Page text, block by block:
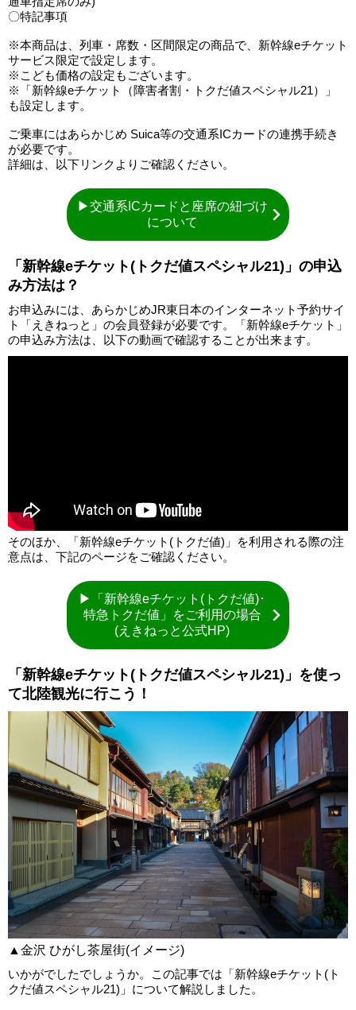
〇特記事項
※本商品は、列車・席数・区間限定の商品で、新幹線eチケット
サービス限定で設定します。
※こども価格の設定もございます。
※「新幹線eチケット（障害者割・トクだ値スペシャル21）」
も設定します。
ご乗車にはあらかじめ Suica等の交通系ICカードの連携手続き
が必要です。
詳細は、以下リンクよりご確認ください。
▶交通系ICカードと座席の紐づけ
について
「新幹線eチケット(トクだ値スペシャル21)」の申込
み方法は？
お申込みには、あらかじめJR東日本のインターネット予約サイ
ト「えきねっと」の会員登録が必要です。「新幹線eチケット」
の申込み方法は、以下の動画で確認することが出来ます。
そのほか、「新幹線eチケット(トクだ値)」を利用される際の注
意点は、下記のページをご確認ください。
▶「新幹線eチケット(トクだ値)･
特急トクだ値」をご利用の場合
(えきねっと公式HP)
「新幹線eチケット(トクだ値スペシャル21)」を使っ
て北陸観光に行こう！
▲金沢 ひがし茶屋街(イメージ)
いかがでしたでしょうか。この記事では「新幹線eチケット(ト
クだ値スペシャル21)」について解説しました。